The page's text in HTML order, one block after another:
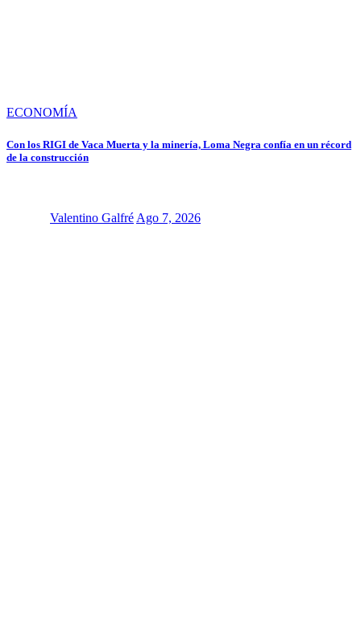
ECONOMÍA
Con los RIGI de Vaca Muerta y la minería, Loma Negra confía en un récord
de la construcción
Valentino Galfré Ago 7, 2026